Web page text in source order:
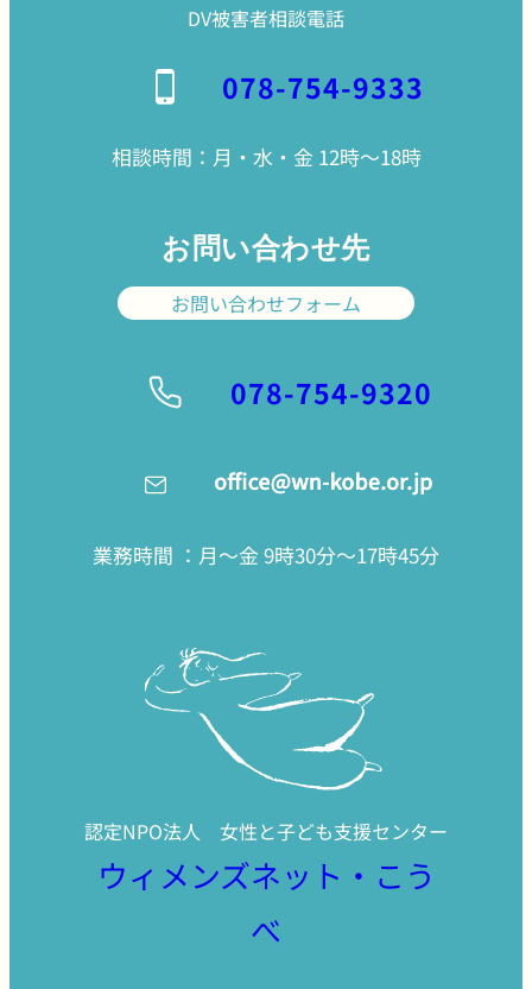
DV被害者相談電話
078-754-9333
相談時間：月・水・金 12時〜18時
お問い合わせ先
お問い合わせフォーム
078-754-9320
業務時間 ：月〜金 9時30分〜17時45分
認定NPO法人 女性と子ども支援センター
ウィメンズネット・こう
べ